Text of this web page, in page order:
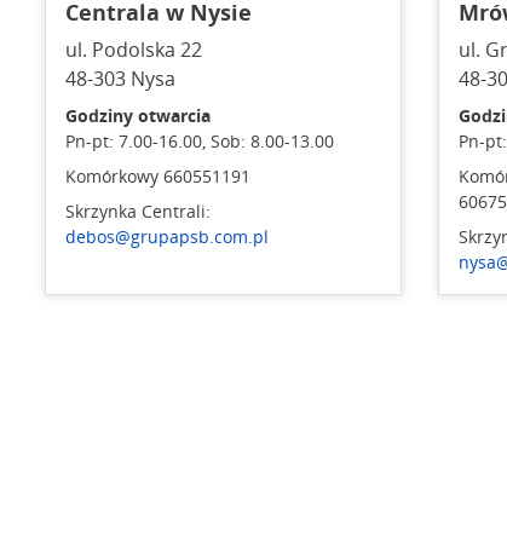
Centrala w Nysie
ul. Podolska 22
48-303 Nysa
Godziny otwarcia
Pn-pt: 7.00-16.00, Sob: 8.00-13.00
Komórkowy 660551191
Skrzynka Centrali:
debos@grupapsb.com.pl
ul.
48-
Pn-